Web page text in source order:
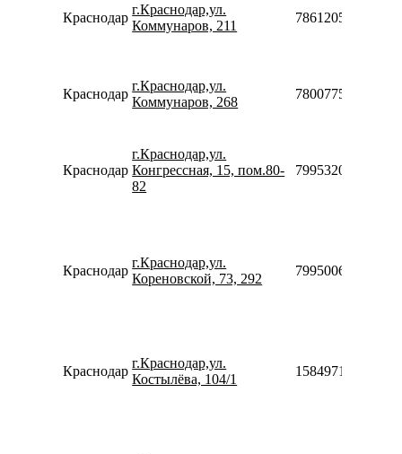
Краснодар
г.Краснодар,ул.
Коммунаров, 211
78612054610
Краснодар
г.Краснодар,ул.
Коммунаров, 268
78007753553
Краснодар
г.Краснодар,ул.
Конгрессная, 15, пом.80-
82
79953200595
Краснодар
г.Краснодар,ул.
Кореновской, 73, 292
79950068586
Краснодар
г.Краснодар,ул.
Костылёва, 104/1
158497131212